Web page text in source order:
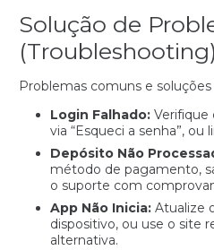
Solução de
(Troubleshooting)
Problemas comuns e soluções
Login Falhado: Verifique
via “Esqueci a senha”,
Depósito Não
método de pagamento,
o suporte com
App Não Inicia: Atualize
dispositivo, ou use o site
alternativa.